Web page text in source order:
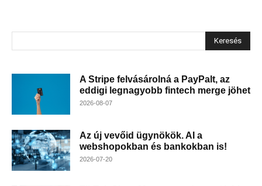
Keresés
A Stripe felvásárolná a PayPalt, az
eddigi legnagyobb fintech merge jöhet
2026-08-07
Az új vevőid ügynökök. AI a
webshopokban és bankokban is!
2026-07-20